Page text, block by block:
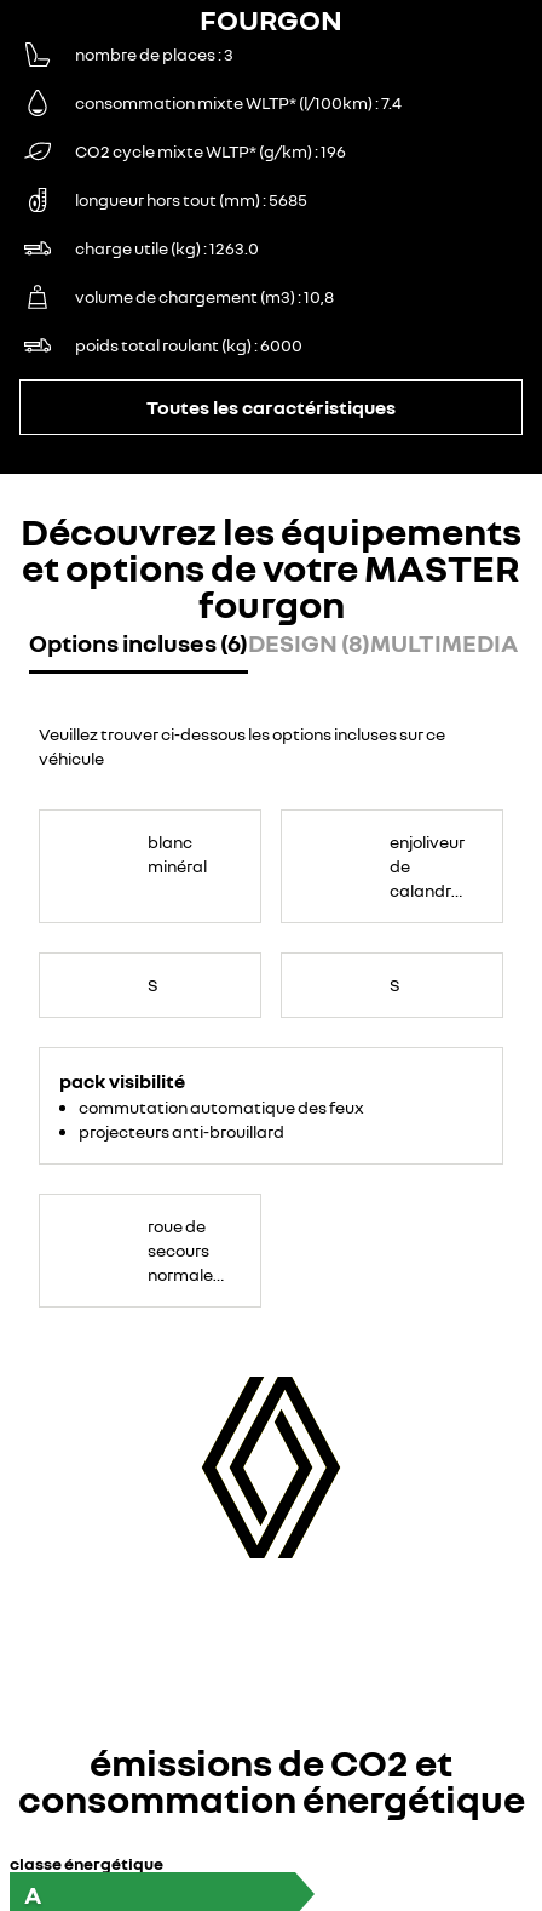
FOURGON
nombre de places 3
consommation mixte WLTP* (l/100km) 7.4
CO2 cycle mixte WLTP* (g/km) 196
longueur hors tout (mm) 5685
charge utile (kg) 1263.0
volume de chargement (m3) 10,8
poids total roulant (kg) 6000
Toutes les caractéristiques
Découvrez les équipements
et options de votre MASTER
fourgon
Options incluses (6)DESIGN (8)MULTIMEDIA
Veuillez trouver ci-dessous les options incluses sur ce
véhicule
blanc
minéral
enjoliveur
de
calandre
S
anti-
brouillard</li>
<li>commutation
des
</ul>
pack visibilité
commutation automatique des feux
projecteurs anti-brouillard
S
roue de
secours
normale
émissions de CO2 et
consommation énergétique
classe énergétique
A